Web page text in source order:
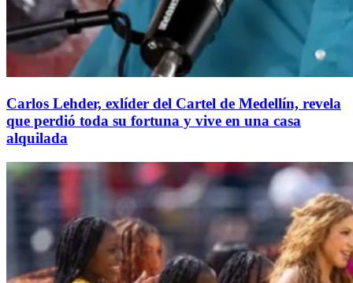
Carlos Lehder, exlíder del Cartel de Medellín, revela
que perdió toda su fortuna y vive en una casa
alquilada